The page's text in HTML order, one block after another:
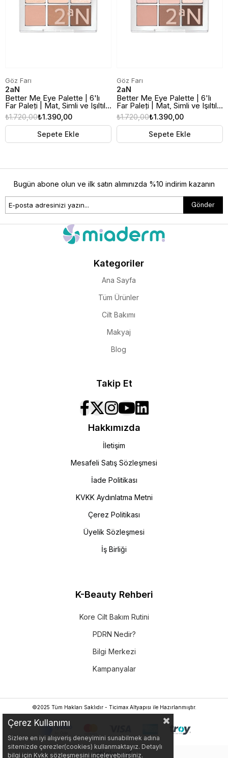
Göz Farı
2aN
Better Me Eye Palette | 6'lı
Far Paleti | Mat, Simli ve Işıltılı
Renkler | 04 New Day
₺1.390,00
₺1.720,00
Sepete Ekle
Göz Farı
2aN
Better Me Eye Palette | 6'lı
Far Paleti | Mat, Simli ve Işıltılı
Renkler | 05 Dear Me
₺1.390,00
₺1.720,00
Sepete Ekle
Bugün abone olun ve ilk satın alımınızda %10 indirim kazanın
Gönder
Kategoriler
Ana Sayfa
Tüm Ürünler
Cilt Bakımı
Makyaj
Blog
Takip Et
Hakkımızda
İletişim
Mesafeli Satış Sözleşmesi
İade Politikası
KVKK Aydınlatma Metni
Çerez Politikası
Üyelik Sözleşmesi
İş Birliği
K-Beauty Rehberi
Kore Cilt Bakım Rutini
PDRN Nedir?
Bilgi Merkezi
Kampanyalar
©2025 Tüm Hakları Saklıdır - Ticimax Altyapısı ile Hazırlanmıştır.
Çerez Kullanımı
Sizlere en iyi alışveriş deneyimini sunabilmek adına
sitemizde çerezler(cookies) kullanmaktayız. Detaylı
bilgi için Kvkk sözleşmesini inceleyebilirsiniz.